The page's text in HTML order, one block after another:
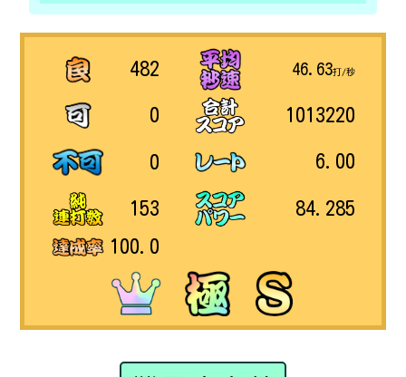
482
0
0
153
100.0
46.63打/秒
1013220
6.00
84.285